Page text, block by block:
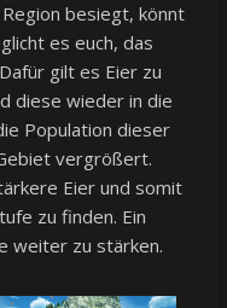
besiegt, könnt
es euch, das
gilt es Eier zu
diese wieder in die
Population dieser
vergrößert.
Eier und somit
zu finden. Ein
weiter zu stärken.